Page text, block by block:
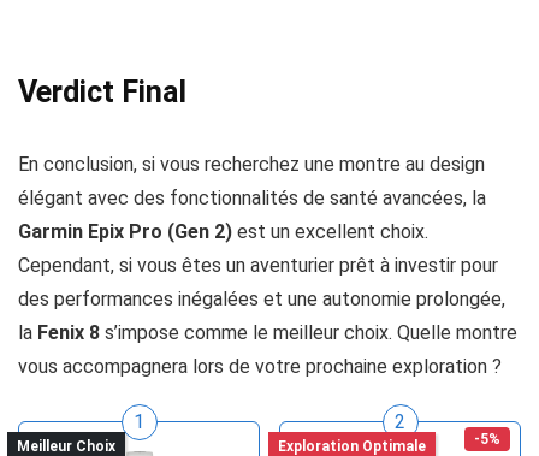
Verdict Final
En conclusion, si vous recherchez une montre au design
élégant avec des fonctionnalités de santé avancées, la
Garmin Epix Pro (Gen 2) est un excellent choix.
Cependant, si vous êtes un aventurier prêt à investir pour
des performances inégalées et une autonomie prolongée,
la Fenix 8 s’impose comme le meilleur choix. Quelle montre
vous accompagnera lors de votre prochaine exploration ?
1
Meilleur Choix
2
Exploration Optimale -5%